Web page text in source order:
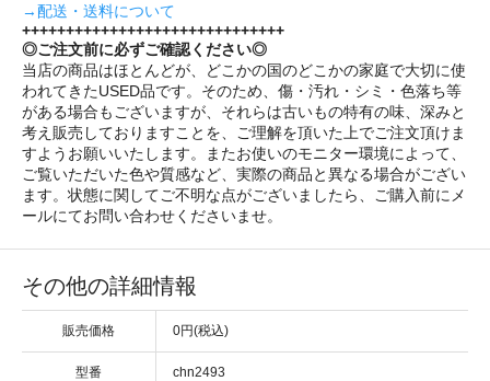
→配送・送料について
++++++++++++++++++++++++++++++
◎ご注文前に必ずご確認ください◎
当店の商品はほとんどが、どこかの国のどこかの家庭で大切に使
われてきたUSED品です。そのため、傷・汚れ・シミ・色落ち等
がある場合もございますが、それらは古いもの特有の味、深みと
考え販売しておりますことを、ご理解を頂いた上でご注文頂けま
すようお願いいたします。またお使いのモニター環境によって、
ご覧いただいた色や質感など、実際の商品と異なる場合がござい
ます。状態に関してご不明な点がございましたら、ご購入前にメ
ールにてお問い合わせくださいませ。
その他の詳細情報
販売価格 0円(税込)
型番 chn2493